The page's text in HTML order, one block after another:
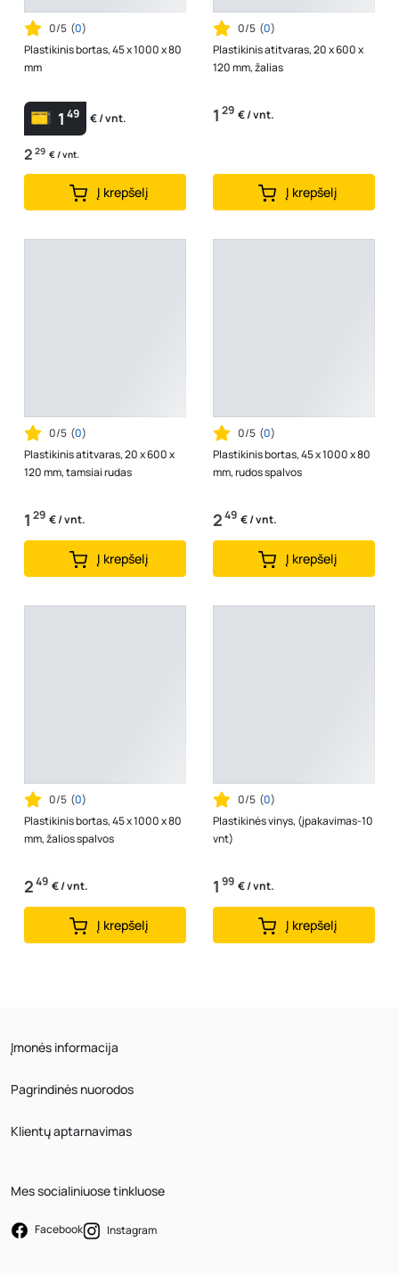
0/5 (0)
Plastikinis bortas, 45 x 1000 x 80
mm
1 49 € / vnt.
2 29 € / vnt.
Į krepšelį
0/5 (0)
Plastikinis atitvaras, 20 x 600 x
120 mm, žalias
1 29 € / vnt.
Į krepšelį
0/5 (0)
Plastikinis atitvaras, 20 x 600 x
120 mm, tamsiai rudas
1 29 € / vnt.
Į krepšelį
0/5 (0)
Plastikinis bortas, 45 x 1000 x 80
mm, rudos spalvos
249 € / vnt.
Į krepšelį
0/5 (0)
Plastikinis bortas, 45 x 1000 x 80
mm, žalios spalvos
249 € / vnt.
Į krepšelį
0/5 (0)
Plastikinės vinys, (įpakavimas-10
vnt)
1 99 € / vnt.
Į krepšelį
Įmonės informacija
Pagrindinės nuorodos
Klientų aptarnavimas
Mes socialiniuose tinkluose
Facebook Instagram